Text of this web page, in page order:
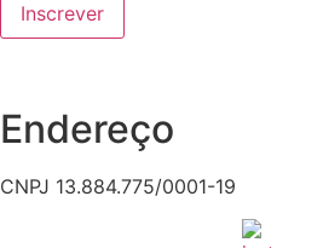
Inscrever
Endereço
CNPJ 13.884.775/0001-19